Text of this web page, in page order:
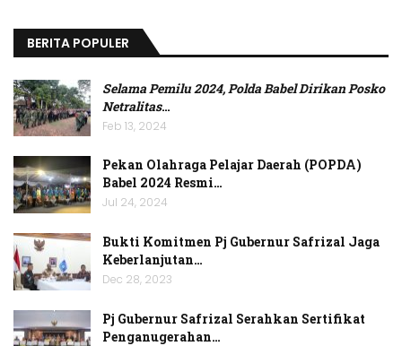
BERITA POPULER
Selama Pemilu 2024, Polda Babel Dirikan Posko
Netralitas…
Feb 13, 2024
Pekan Olahraga Pelajar Daerah (POPDA)
Babel 2024 Resmi…
Jul 24, 2024
Bukti Komitmen Pj Gubernur Safrizal Jaga
Keberlanjutan…
Dec 28, 2023
Pj Gubernur Safrizal Serahkan Sertifikat
Penganugerahan…